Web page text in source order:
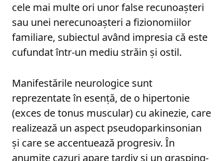
cele mai multe ori unor false recunoaşteri
sau unei nerecunoaşteri a fizionomiilor
familiare, subiectul având impresia că este
cufundat într-un mediu străin şi ostil.
Manifestările neurologice sunt
reprezentate în esenţă, de o hipertonie
(exces de tonus muscular) cu akinezie, care
realizează un aspect pseudoparkinsonian
şi care se accentuează progresiv. În
anumite cazuri apare tardiv şi un grasping-